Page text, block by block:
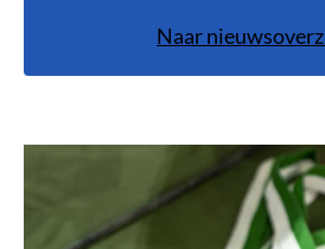
Naar